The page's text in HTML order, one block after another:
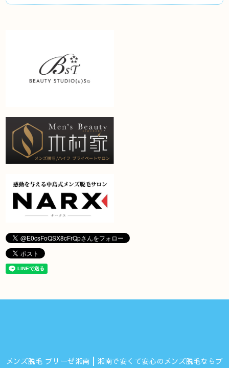
メンズ脱毛 ブリーゼ湘南┃湘南で安くて安心のメンズ脱毛ならブ